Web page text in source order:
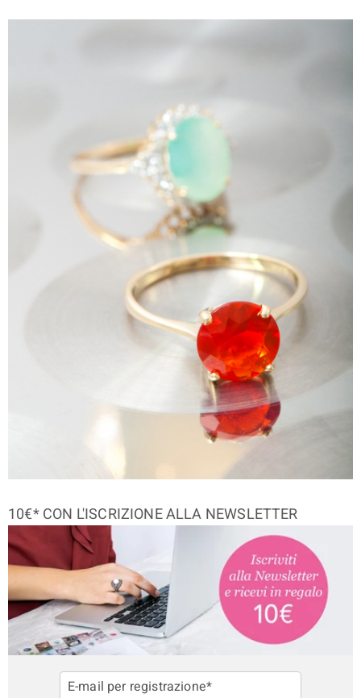
10€* CON L'ISCRIZIONE ALLA NEWSLETTER
E-mail per registrazione*